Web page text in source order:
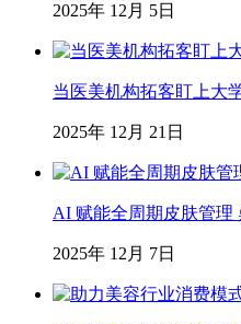
2025年 12月 5日
当医美机构拓客盯上大
2025年 12月 21日
AI 赋能全周期皮肤管理
2025年 12月 7日